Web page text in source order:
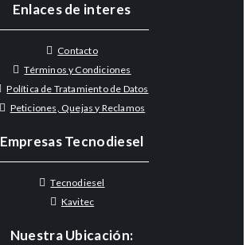
Enlaces de interes
Contacto
Términos y Condiciones
Política de Tratamiento de Datos
Peticiones, Quejas y Reclamos
Empresas Tecnodiesel
Tecnodiesel
Kavitec
Nuestra Ubicación: